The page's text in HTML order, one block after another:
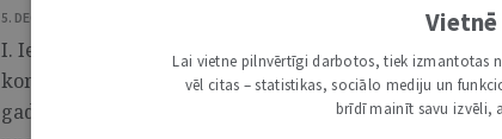
5. DECEMBRIS 2023 • NR. 49 (1315)
I. Ievads Dalība Valsts vienotā jurista profesionālās
komisijas (turpmāk – Eksāmena komisija) darbā un
gada vasaras ir pamats rakstā ietvertajai analīzei par
Lai vietne pilnvērtīgi darbotos, tiek izmantotas
vēl citas – statistikas, sociālo mediju un
brīdī mainīt savu izvēli,